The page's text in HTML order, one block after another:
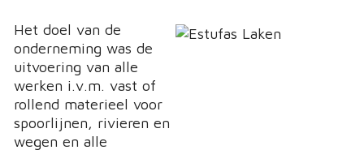
Het doel van de
onderneming was de
uitvoering van alle
werken i.v.m. vast of
rollend materieel voor
spoorlijnen, rivieren en
wegen en alle